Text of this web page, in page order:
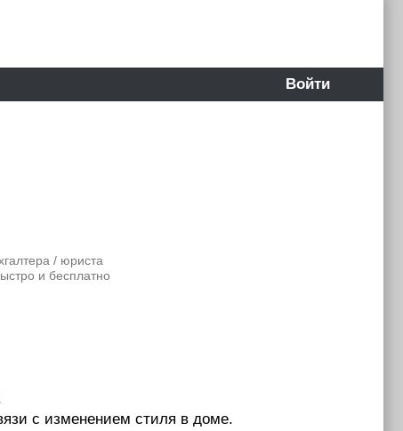
Войти
/ юриста
и бесплатно
с изменением стиля в доме.